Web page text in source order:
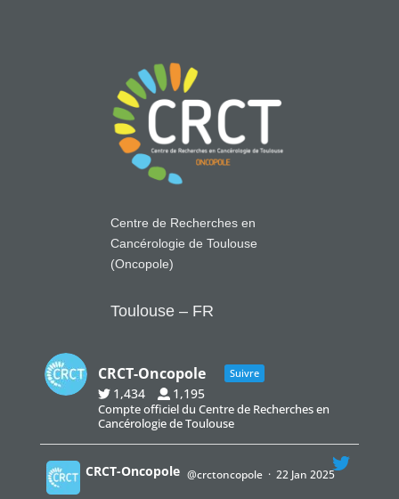
Centre de Recherches en
Cancérologie de Toulouse
(Oncopole)
Toulouse – FR
CRCT-Oncopole Suivre
1,434 1,195
Compte officiel du Centre de Recherches en
Cancérologie de Toulouse
CRCT-Oncopole @crctoncopole · 22 Jan 2025